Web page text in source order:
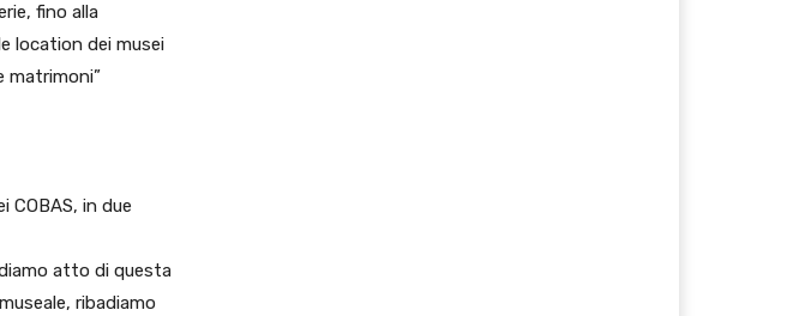
fino alla
location dei musei
matrimoni”
in due
atto di questa
ribadiamo